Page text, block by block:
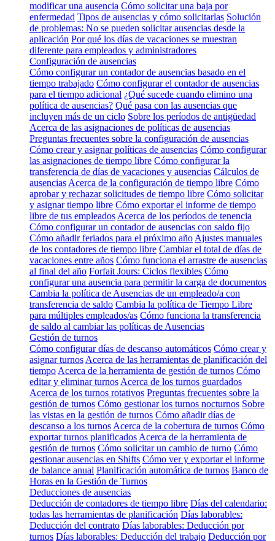
modificar una ausencia Cómo solicitar una baja por
enfermedad Tipos de ausencias y cómo solicitarlas Solución
de problemas: No se pueden solicitar ausencias desde la
aplicación Por qué los días de vacaciones se muestran
diferente para empleados y administradores
Configuración de ausencias
Cómo configurar un contador de ausencias basado en el
tiempo trabajado Cómo configurar el contador de ausencias
para el tiempo adicional ¿Qué sucede cuando elimino una
política de ausencias? Qué pasa con las ausencias que
incluyen más de un ciclo Sobre los períodos de antigüedad
Acerca de las asignaciones de políticas de ausencias
Preguntas frecuentes sobre la configuración de ausencias
Cómo crear y asignar políticas de ausencias Cómo configurar
las asignaciones de tiempo libre Cómo configurar la
transferencia de días de vacaciones y ausencias Cálculos de
ausencias Acerca de la configuración de tiempo libre Cómo
aprobar y rechazar solicitudes de tiempo libre Cómo solicitar
y asignar tiempo libre Cómo exportar el informe de tiempo
libre de tus empleados Acerca de los períodos de tenencia
Cómo configurar un contador de ausencias con saldo fijo
Cómo añadir feriados para el próximo año Ajustes manuales
de los contadores de tiempo libre Cambiar el total de días de
vacaciones entre años Cómo funciona el arrastre de ausencias
al final del año Forfait Jours: Ciclos flexibles Cómo
configurar una ausencia para permitir la carga de documentos
Cambia la política de Ausencias de un empleado/a con
transferencia de saldo Cambia la política de Tiempo Libre
para múltiples empleados/as Cómo funciona la transferencia
de saldo al cambiar las políticas de Ausencias
Gestión de turnos
Cómo configurar días de descanso automáticos Cómo crear y
asignar turnos Acerca de las herramientas de planificación del
tiempo Acerca de la herramienta de gestión de turnos Cómo
editar y eliminar turnos Acerca de los turnos guardados
Acerca de los turnos rotativos Preguntas frecuentes sobre la
gestión de turnos Cómo gestionar los turnos nocturnos Sobre
las vistas en la gestión de turnos Cómo añadir días de
descanso a los turnos Acerca de la cobertura de turnos Cómo
exportar turnos planificados Acerca de la herramienta de
gestión de turnos Cómo solicitar un cambio de turno Cómo
gestionar ausencias en Shifts Cómo ver y exportar el informe
de balance anual Planificación automática de turnos Banco de
Horas en la Gestión de Turnos
Deducciones de ausencias
Deducción de contadores de tiempo libre Días del calendario:
todas las herramientas de planificación Días laborables:
Deducción del contrato Días laborables: Deducción por
turnos Días laborables: Deducción del trabajo Deducción por